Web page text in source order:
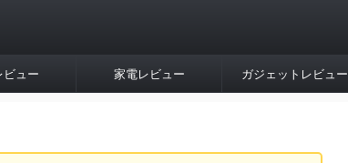
ビュー 家電レビュー ガジェットレビュー